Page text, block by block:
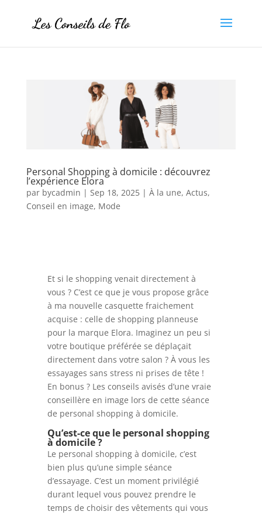
Personal Shopping à domicile : découvrez
l’expérience Elora
par bycadmin | Sep 18, 2025| À la une, Actus,
Conseil en image, Mode
Et si le shopping venait directement à
vous ? C’est ce que je vous propose grâce
à ma nouvelle casquette fraichement
acquise : celle de shopping planneuse
pour la marque Elora. Imaginez un peu si
votre boutique préférée se déplaçait
directement dans votre salon ? À vous les
essayages sans stress ni prises de tête !
En bonus ? Les conseils avisés d’une vraie
conseillère en image lors de cette séance
de personal shopping à domicile.
Qu’est-ce que le personal shopping
à domicile ?
Le personal shopping à domicile, c’est
bien plus qu’une simple séance
d’essayage. C’est un moment privilégié
durant lequel vous pouvez prendre le
temps de choisir des vêtements qui vous